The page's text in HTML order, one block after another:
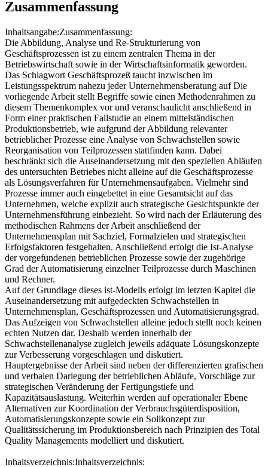
Zusammenfassung
Inhaltsangabe:Zusammenfassung:
Die Abbildung, Analyse und Re-Strukturierung von
Geschäftsprozessen ist zu einem zentralen Thema in der
Betriebswirtschaft sowie in der Wirtschaftsinformatik geworden.
Das Schlagwort Geschäftsprozeß taucht inzwischen im
Leistungsspektrum nahezu jeder Unternehmensberatung auf Die
vorliegende Arbeit stellt Begriffe sowie einen Methodenrahmen zu
diesem Themenkomplex vor und veranschaulicht anschließend in
Form einer praktischen Fallstudie an einem mittelständischen
Produktionsbetrieb, wie aufgrund der Abbildung relevanter
betrieblicher Prozesse eine Analyse von Schwachstellen sowie
Reorganisation von Teilprozessen stattfinden kann. Dabei
beschränkt sich die Auseinandersetzung mit den speziellen Abläufen
des untersuchten Betriebes nicht alleine auf die Geschäftsprozesse
als Lösungsverfahren für Unternehmensaufgaben. Vielmehr sind
Prozesse immer auch eingebettet in eine Gesamtsicht auf das
Unternehmen, welche explizit auch strategische Gesichtspunkte der
Unternehmensführung einbezieht. So wird nach der Erläuterung des
methodischen Rahmens der Arbeit anschließend der
Unternehmensplan mit Sachziel, Formalzielen und strategischen
Erfolgsfaktoren festgehalten. Anschließend erfolgt die Ist-Analyse
der vorgefundenen betrieblichen Prozesse sowie der zugehörige
Grad der Automatisierung einzelner Teilprozesse durch Maschinen
und Rechner.
Auf der Grundlage dieses ist-Modells erfolgt im letzten Kapitel die
Auseinandersetzung mit aufgedeckten Schwachstellen in
Unternehmensplan, Geschäftsprozessen und Automatisierungsgrad.
Das Aufzeigen von Schwachstellen alleine jedoch stellt noch keinen
echten Nutzen dar. Deshalb werden innerhalb der
Schwachstellenanalyse zugleich jeweils adäquate Lösungskonzepte
zur Verbesserung vorgeschlagen und diskutiert.
Hauptergebnisse der Arbeit sind neben der differenzierten grafischen
und verbalen Darlegung der betrieblichen Abläufe, Vorschläge zur
strategischen Veränderung der Fertigungstiefe und
Kapazitätsauslastung. Weiterhin werden auf operationaler Ebene
Alternativen zur Koordination der Verbrauchsgüterdisposition,
Automatisierungskonzepte sowie ein Sollkonzept zur
Qualitätssicherung im Produktionsbereich nach Prinzipien des Total